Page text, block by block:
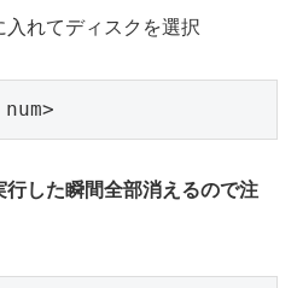
れてディスクを選択
行した瞬間全部消えるので注